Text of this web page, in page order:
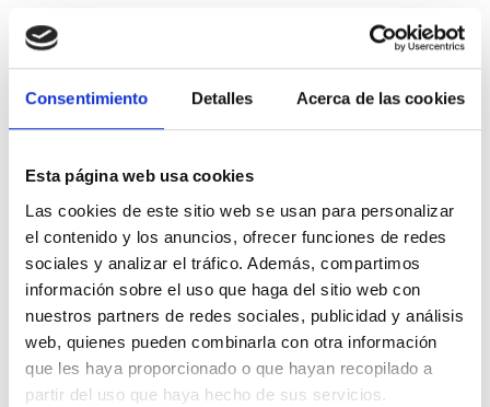
Consentimiento Detalles Acerca de las cookies
Esta página web usa cookies
Las cookies de este sitio web se usan para personalizar
el contenido y los anuncios, ofrecer funciones de redes
sociales y analizar el tráfico. Además, compartimos
información sobre el uso que haga del sitio web con
nuestros partners de redes sociales, publicidad y análisis
web, quienes pueden combinarla con otra información
que les haya proporcionado o que hayan recopilado a
partir del uso que haya hecho de sus servicios.
Calidad de trabajo
Trabajar en un entorno agradable, con luz natural.....
Despachos
desde 191€/mes​
Disponemos de 38 despachos de alquiler.